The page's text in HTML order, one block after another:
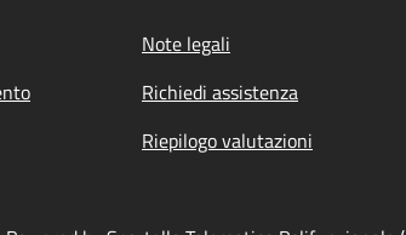
Note legali
Richiedi assistenza
Riepilogo valutazioni